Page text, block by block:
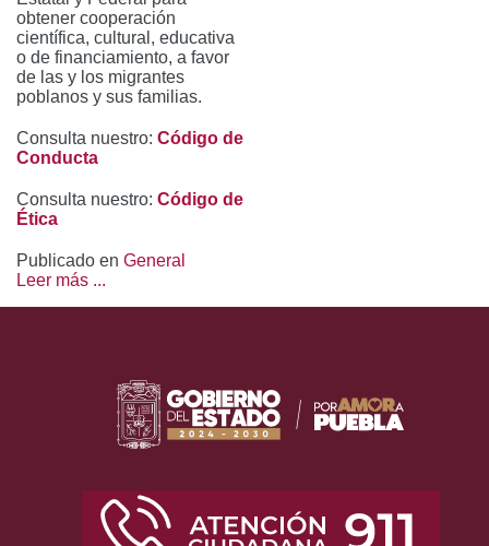
obtener cooperación
científica, cultural, educativa
o de financiamiento, a favor
de las y los migrantes
poblanos y sus familias.
Consulta nuestro: Código de
Conducta
Consulta nuestro: Código de
Ética
Publicado en General
Leer más ...